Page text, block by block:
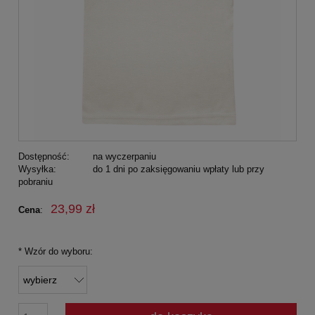
Dostępność:
na wyczerpaniu
Wysyłka:
do 1 dni po zaksięgowaniu wpłaty lub przy
pobraniu
Cena: 23,99 zł
* Wzór do wyboru: